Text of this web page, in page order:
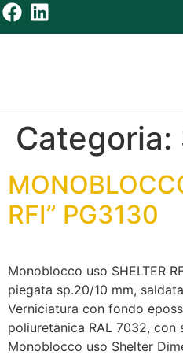
contenuto
Categoria:
RFI” PG3130
Monoblocco uso SHELTER
piegata sp.20/10 mm,
Verniciatura con fondo
poliuretanica RAL 7032, con
Monoblocco uso Shelter